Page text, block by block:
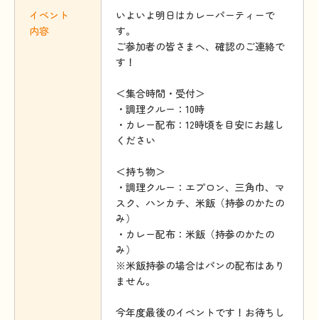
イベント
内容
いよいよ明日はカレーパーティーで
す。
ご参加者の皆さまへ、確認のご連絡で
す！
＜集合時間・受付＞
・調理クルー：10時
・カレー配布：12時頃を目安にお越し
ください
＜持ち物＞
・調理クルー：エプロン、三角巾、マ
スク、ハンカチ、米飯（持参のかたの
み）
・カレー配布：米飯（持参のかたの
み）
※米飯持参の場合はパンの配布はあり
ません。
今年度最後のイベントです！お待ちし